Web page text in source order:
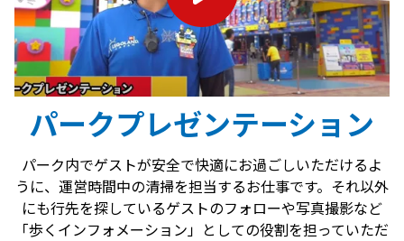
パークプレゼンテーション
パーク内でゲストが安全で快適にお過ごしいただけるよ
うに、運営時間中の清掃を担当するお仕事です。それ以外
にも行先を探しているゲストのフォローや写真撮影など
「歩くインフォメーション」としての役割を担っていただ